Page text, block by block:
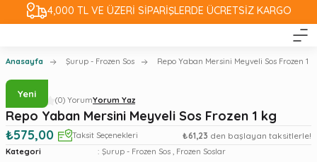
4,000 TL VE ÜZERİ SİPARİŞLERDE ÜCRETSİZ KARGO
Anasayfa Şurup - Frozen Sos Repo Yaban Mersini Meyveli Sos Frozen 1
Yeni
(0) YorumYorum Yaz
Repo Yaban Mersini Meyveli Sos Frozen 1 kg
₺575,00
Taksit Seçenekleri ₺61,23 den başlayan taksitlerle!
Kategori Şurup - Frozen Sos , Frozen Soslar